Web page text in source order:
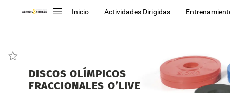
Inicio Actividades Dirigidas
DISCOS OLÍMPICOS
FRACCIONALES O’LIVE